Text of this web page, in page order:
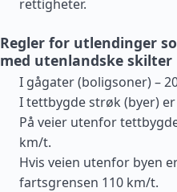
rettigheter.
Regler for utlendinger
med utenlandske skilter
I gågater (boligsoner) –
I tettbygde strøk (byer)
På veier utenfor
km/t.
Hvis veien utenfor byen
fartsgrensen 110 km/t.